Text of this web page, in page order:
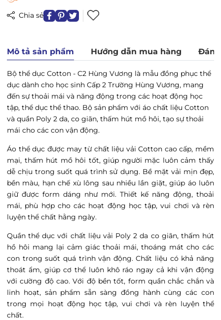
Chia sẻ
Mô tả sản phẩm Hướng dẫn mua hàng
Bộ thể dục Cotton - C2 Hùng Vương là mẫu đồng phục thể
dục dành cho học sinh Cấp 2 Trường Hùng Vương, mang
đến sự thoải mái và năng động trong các hoạt động học
tập, thể dục thể thao. Bộ sản phẩm với áo chất liệu Cotton
và quần Poly 2 da, co giãn, thấm hút mồ hôi, tạo sự thoải
mái cho các con vận động.
Áo thể dục được may từ chất liệu vải Cotton cao cấp, mềm
mại, thấm hút mồ hôi tốt, giúp người mặc luôn cảm thấy
dễ chịu trong suốt quá trình sử dụng. Bề mặt vải mịn đẹp,
bền màu, hạn chế xù lông sau nhiều lần giặt, giúp áo luôn
giữ được form dáng như mới. Thiết kế năng động, thoải
mái, phù hợp cho các hoạt động học tập, vui chơi và rèn
luyện thể chất hằng ngày.
Quần thể dục với chất liệu vải Poly 2 da co giãn, thấm hút
hồ hôi mang lại cảm giác thoải mái, thoáng mát cho các
con trong suốt quá trình vận động.Chất liệu có khả năng
thoát ẩm, giúp cơ thể luôn khô ráo ngay cả khi vận động
với cường độ cao. Với độ bền tốt, form quần chắc chắn và
linh hoạt, sản phẩm sẵn sàng đồng hành cùng các con
trong mọi hoạt động học tập, vui chơi và rèn luyện thể
chất.